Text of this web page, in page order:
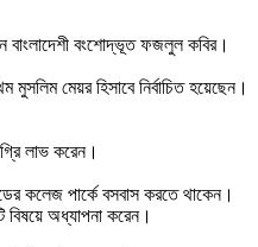
বাংলাদেশী বংশোদ্ভূত ফজলুল কবির।
মেয়র হিসাবে নির্বাচিত হয়েছেন।
লাভ করেন।
কলেজ পার্কে বসবাস করতে থাকেন।
বিষয়ে অধ্যাপনা করেন।